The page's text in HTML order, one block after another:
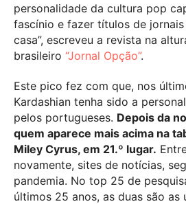
personalidade da cultura pop
fascínio e fazer títulos de
casa”, escreveu a revista na
brasileiro “Jornal Opção”.
Este pico fez com que, nos
Kardashian tenha sido a
pelos portugueses. Depois da
quem aparece mais acima na
Miley Cyrus, em 21.º lugar.
novamente, sites de notícias,
pandemia. No top 25 de
últimos 25 anos, as duas são as